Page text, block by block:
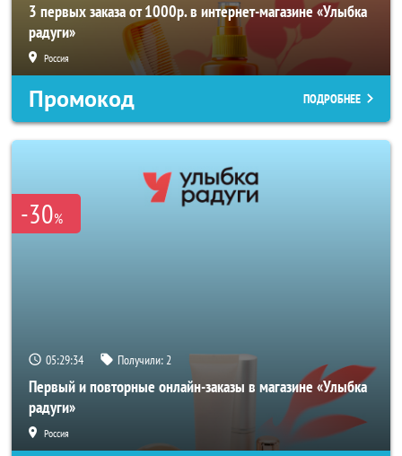
3 первых заказа от 1000р. в интернет-магазине «Улыбка
радуги»
Россия
Промокод ПОДРОБНЕЕ
-30%
05:29:32 Получили:2
Первый и повторные онлайн-заказы в магазине «Улыбка
радуги»
Россия